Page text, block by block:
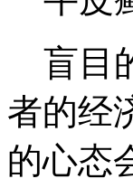
盲目
者的经
的心态